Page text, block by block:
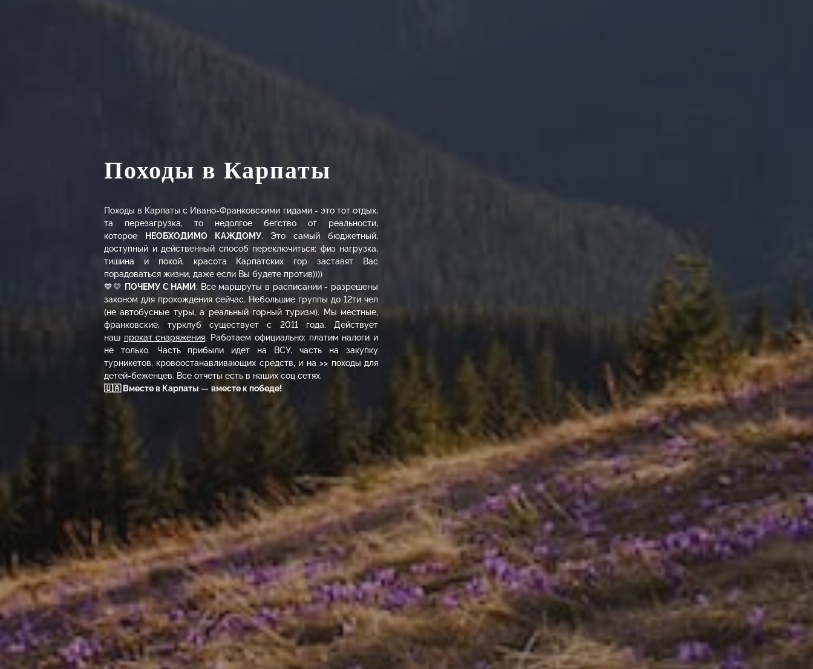
Походы в Карпаты
Походы в Карпаты с Ивано-Франковскими гидами - это тот отдых,
та перезагрузка, то недолгое бегство от реальности,
которое
НЕОБХОДИМО КАЖДОМУ. Это самый бюджетный,
доступный и действенный способ переключиться: физ нагрузка,
тишина и покой, красота Карпатских гор заставят Вас
порадоваться жизни, даже если Вы будете против))))
💙💛 ПОЧЕМУ С НАМИ: Все маршруты в расписании - разрешены
законом для прохождения сейчас. Небольшие группы до 12ти чел
(не автобусные туры, а реальный горный туризм). Мы местные,
франковские, турклуб существует с 2011 года. Действует
наш прокат снаряжения. Работаем официально: платим налоги и
не только. Часть прибыли идет на ВСУ, часть на закупку
турникетов, кровоостанавливающих средств, и на >> походы для
детей-беженцев. Все отчеты есть в наших соц сетях.
🇺🇦 Вместе в Карпаты — вместе к победе!